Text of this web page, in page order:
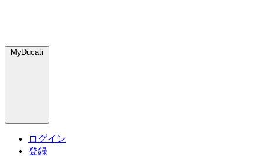
MyDucati
ログイン
登録